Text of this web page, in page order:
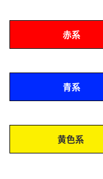
赤系
青系
黄色系